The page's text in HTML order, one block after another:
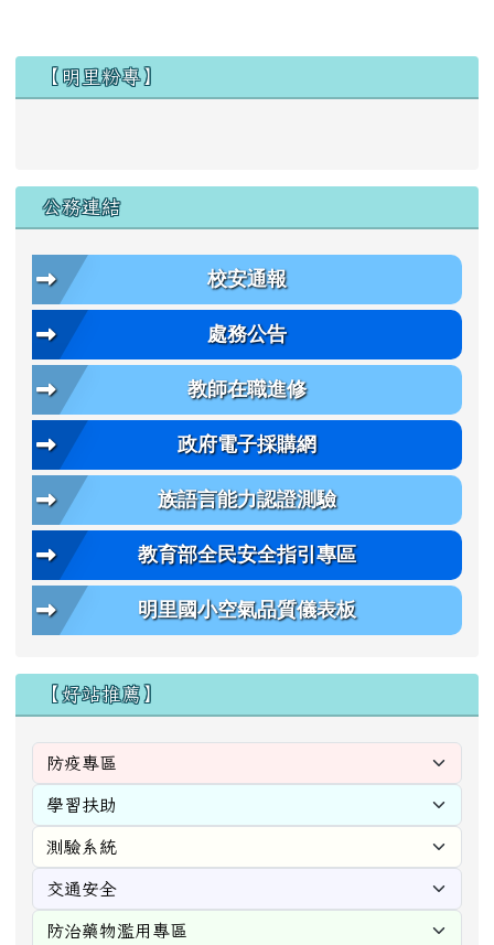
左邊區域內容
【明里粉專】
公務連結
校安通報
處務公告
教師在職進修
政府電子採購網
族語言能力認證測驗
教育部全民安全指引專區
明里國小空氣品質儀表板
【好站推薦】